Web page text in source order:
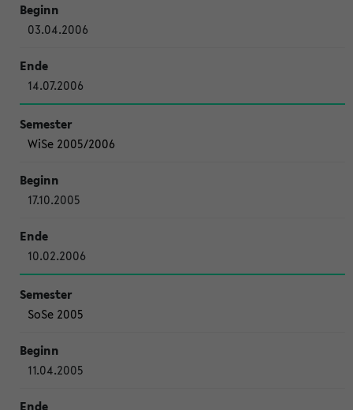
03.04.2006
14.07.2006
WiSe 2005/2006
17.10.2005
10.02.2006
SoSe 2005
11.04.2005